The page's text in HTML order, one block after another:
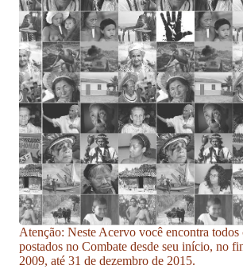
Atenção: Neste Acervo você encontra todos
postados no Combate desde seu início, no
2009, até 31 de dezembro de 2015.